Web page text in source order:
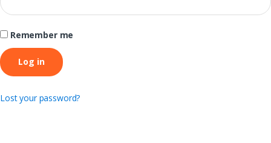
Remember me
Log in
Lost your password?